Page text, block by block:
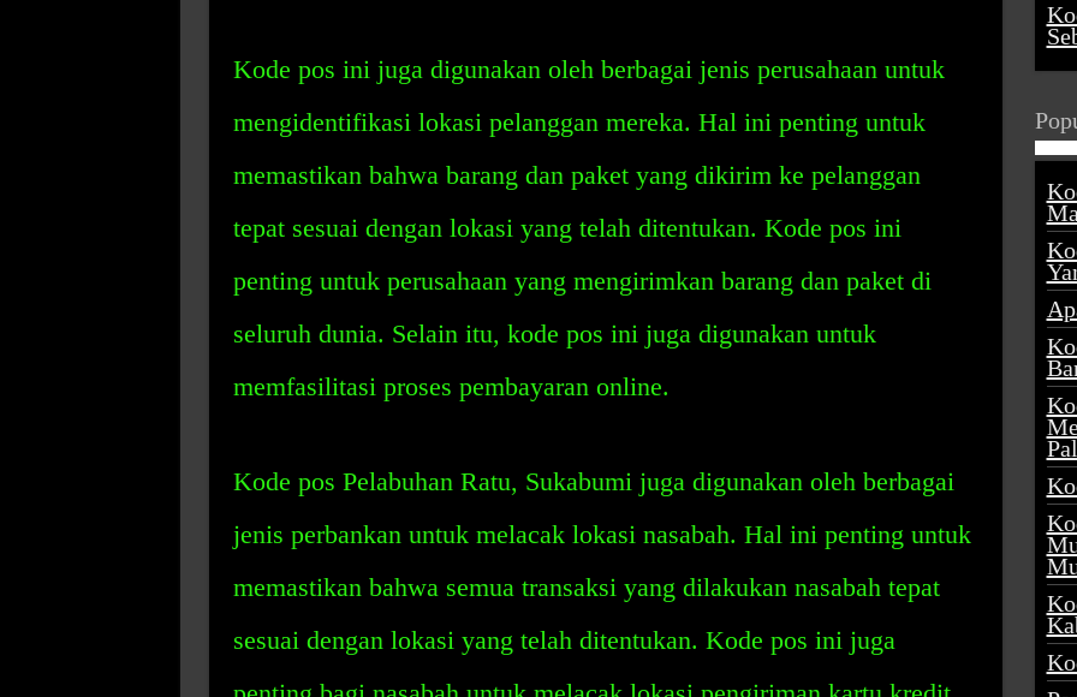
Kode pos ini juga digunakan oleh berbagai jenis perusahaan untuk
mengidentifikasi lokasi pelanggan mereka. Hal ini penting untuk
memastikan bahwa barang dan paket yang dikirim ke pelanggan
tepat sesuai dengan lokasi yang telah ditentukan. Kode pos ini
penting untuk perusahaan yang mengirimkan barang dan paket di
seluruh dunia. Selain itu, kode pos ini juga digunakan untuk
memfasilitasi proses pembayaran online.
Kode pos Pelabuhan Ratu, Sukabumi juga digunakan oleh berbagai
jenis perbankan untuk melacak lokasi nasabah. Hal ini penting untuk
memastikan bahwa semua transaksi yang dilakukan nasabah tepat
sesuai dengan lokasi yang telah ditentukan. Kode pos ini juga